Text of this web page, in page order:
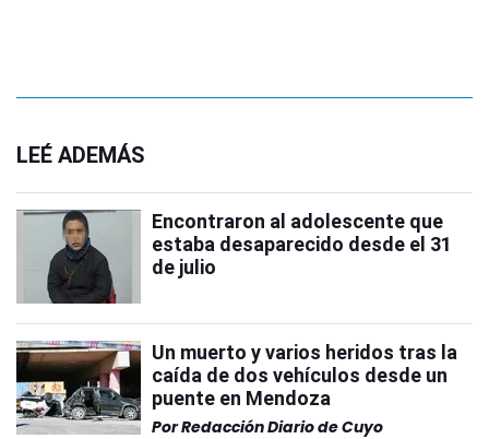
LEÉ ADEMÁS
Encontraron al adolescente que
estaba desaparecido desde el 31
de julio
Un muerto y varios heridos tras la
caída de dos vehículos desde un
puente en Mendoza
PorRedacción Diario de Cuyo